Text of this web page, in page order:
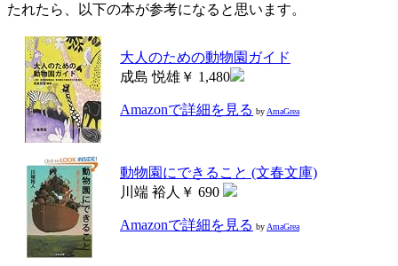
たれたら、以下の本が参考になると思います。
大人のための動物園ガイド
成島 悦雄￥ 1,480
Amazonで詳細を見る by AmaGrea
動物園にできること (文春文庫)
川端 裕人￥ 690
Amazonで詳細を見る by AmaGrea